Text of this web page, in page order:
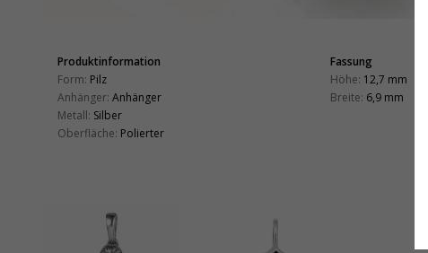
Produktinformation
Form: Pilz
Anhänger: Anhänger
Metall: Silber
Oberfläche: Polierter
Fassung
Höhe: 12,7 mm
Breite: 6,9 mm